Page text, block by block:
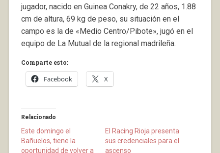
jugador, nacido en Guinea Conakry, de 22 años, 1.88
cm de altura, 69 kg de peso, su situación en el
campo es la de «Medio Centro/Pibote», jugó en el
equipo de La Mutual de la regional madrileña.
Comparte esto:
Facebook X
Relacionado
Este domingo el
Bañuelos, tiene la
oportunidad de volver a
El Racing Rioja presenta
sus credenciales para el
ascenso